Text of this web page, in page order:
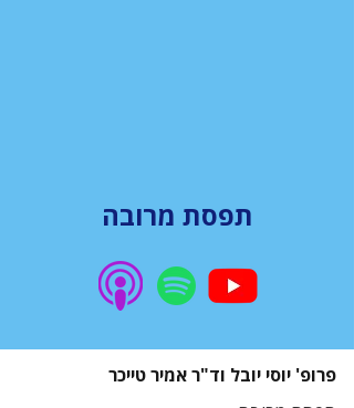
תפסת מרובה
פרופ' יוסי יובל וד"ר אמיר טייכר